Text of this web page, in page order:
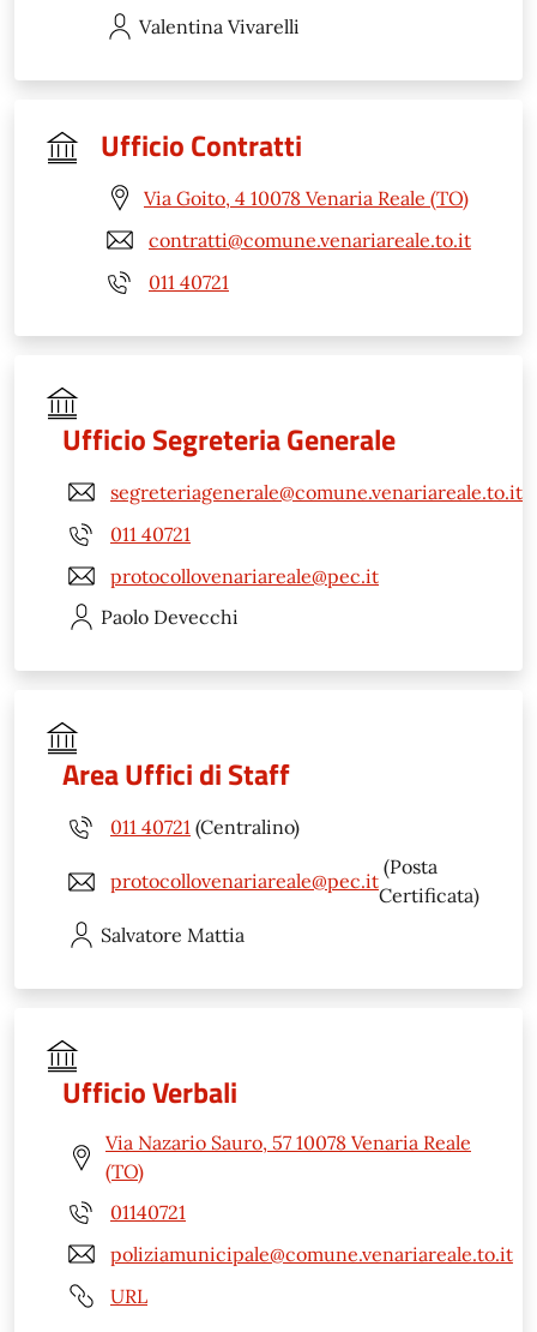
Valentina Vivarelli
Ufficio Contratti
Via Goito, 4 10078 Venaria Reale (TO)
contratti@comune.venariareale.to.it
011 40721
Ufficio Segreteria Generale
segreteriagenerale@comune.venariareale.to.it
011 40721
protocollovenariareale@pec.it
Paolo Devecchi
Area Uffici di Staff
011 40721 (Centralino)
protocollovenariareale@pec.it
(Posta
Certificata)
Salvatore Mattia
Ufficio Verbali
Via Nazario Sauro, 57 10078 Venaria Reale
(TO)
01140721
poliziamunicipale@comune.venariareale.to.it
URL